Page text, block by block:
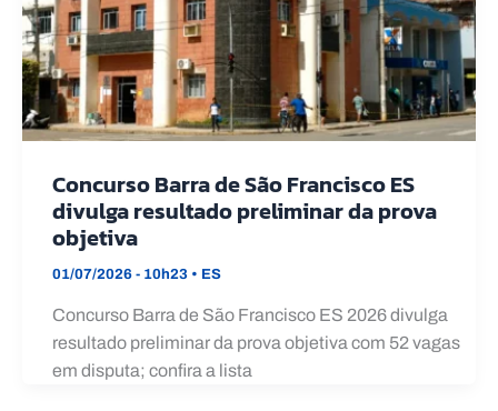
Concurso Barra de São Francisco ES
divulga resultado preliminar da prova
objetiva
01/07/2026 - 10h23 • ES
Concurso Barra de São Francisco ES 2026 divulga
resultado preliminar da prova objetiva com 52 vagas
em disputa; confira a lista